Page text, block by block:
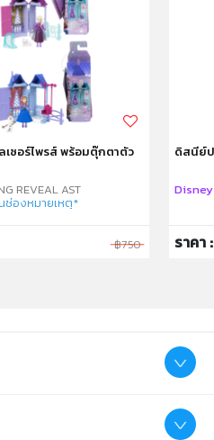
ส่วนมีขนาดเล็ก เด็กควรใช้
หรือผู้เชี่ยวชาญ ไม่นำเข้าจมูก
เซอร์ไพรส์ พร้อมตุ๊กตาตัว
REVEAL AST
ช่องหมายเหตุ*
฿750
ดิสนีย์ป
ราคา